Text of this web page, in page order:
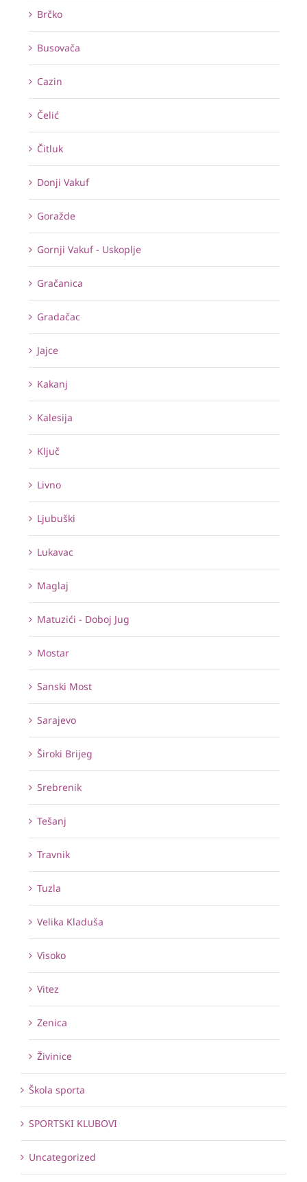
Brčko
Busovača
Cazin
Čelić
Čitluk
Donji Vakuf
Goražde
Gornji Vakuf - Uskoplje
Gračanica
Gradačac
Jajce
Kakanj
Kalesija
Ključ
Livno
Ljubuški
Lukavac
Maglaj
Matuzići - Doboj Jug
Mostar
Sanski Most
Sarajevo
Široki Brijeg
Srebrenik
Tešanj
Travnik
Tuzla
Velika Kladuša
Visoko
Vitez
Zenica
Živinice
Škola sporta
SPORTSKI KLUBOVI
Uncategorized